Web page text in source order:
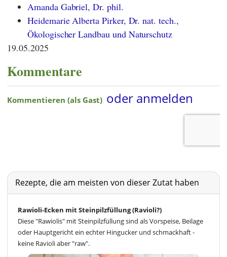
Amanda Gabriel, Dr. phil.
Heidemarie Alberta Pirker, Dr. nat. tech.,
Ökologischer Landbau und Naturschutz
19.05.2025
Kommentare
Rezepte, die am meisten von dieser Zutat haben
Rawioli-Ecken mit Steinpilzfüllung (Ravioli?)
Diese "Rawiolis" mit Steinpilzfüllung sind als Vorspeise, Beilage
oder Hauptgericht ein echter Hingucker und schmackhaft -
keine Ravioli aber "raw".